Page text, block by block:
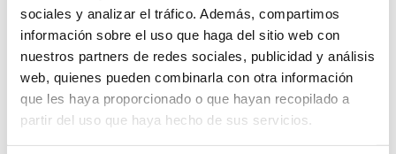
sociales y analizar el tráfico. Además, compartimos
información sobre el uso que haga del sitio web con
nuestros partners de redes sociales, publicidad y análisis
web, quienes pueden combinarla con otra información
que les haya proporcionado o que hayan recopilado a
partir del uso que haya hecho de sus servicios.